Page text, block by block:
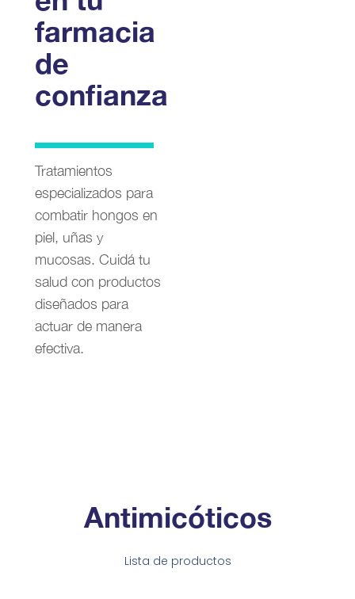
farmacia
de
confianza
Tratamientos
especializados para
combatir hongos en
piel, uñas y
mucosas. Cuidá tu
salud con productos
diseñados para
actuar de manera
efectiva.
Antimicóticos
Lista de productos